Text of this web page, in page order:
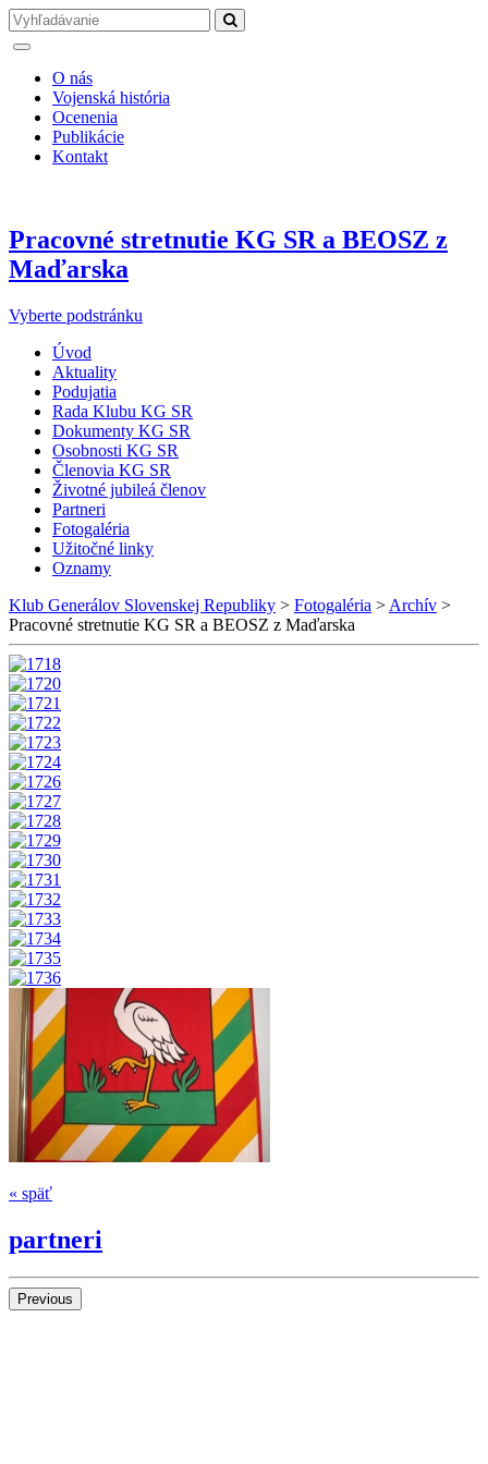
O nás
Vojenská história
Ocenenia
Publikácie
Kontakt
Pracovné stretnutie KG SR a BEOSZ z
Maďarska
Vyberte podstránku
Úvod
Aktuality
Podujatia
Rada Klubu KG SR
Dokumenty KG SR
Osobnosti KG SR
Členovia KG SR
Životné jubileá členov
Partneri
Fotogaléria
Užitočné linky
Oznamy
Klub Generálov Slovenskej Republiky > Fotogaléria > Archív >
Pracovné stretnutie KG SR a BEOSZ z Maďarska
« späť
partneri
Previous